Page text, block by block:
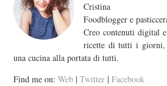
Cristina
Foodblogger e
Creo contenuti digital
ricette di tutti i giorni,
una cucina alla portata di tutti.
Find me on: Web | Twitter | Facebook